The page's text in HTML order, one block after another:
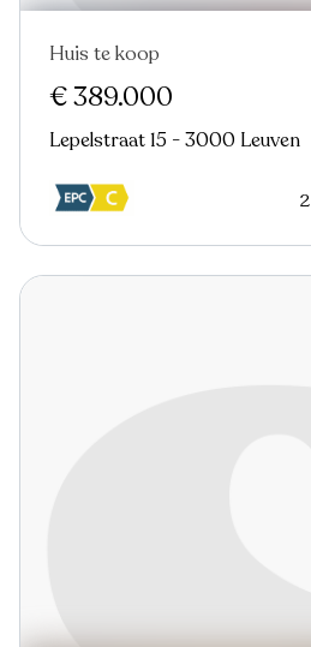
Nieuw
Huis te koop
€ 389.000
Lepelstraat 15 - 3000 Leuven
2